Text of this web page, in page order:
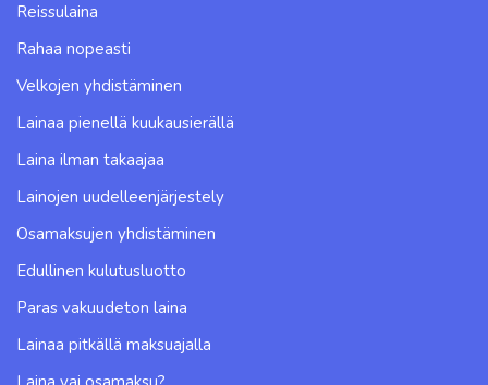
Reissulaina
Rahaa nopeasti
Velkojen yhdistäminen
Lainaa pienellä kuukausierällä
Laina ilman takaajaa
Lainojen uudelleenjärjestely
Osamaksujen yhdistäminen
Edullinen kulutusluotto
Paras vakuudeton laina
Lainaa pitkällä maksuajalla